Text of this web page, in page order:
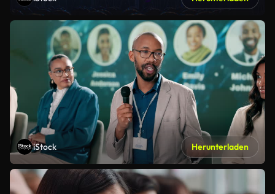
iStock Herunterladen